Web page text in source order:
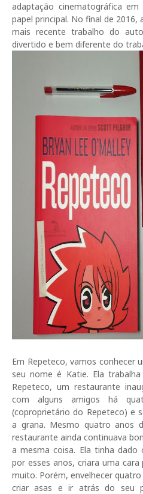
adaptação cinematográfica
papel principal. No final de 2016,
mais recente trabalho do
divertido e bem diferente do
Em Repeteco, vamos conhecer
seu nome é Katie. Ela
Repeteco, um restaurante
com alguns amigos há
(coproprietário do Repeteco) e
a grana. Mesmo quatro anos
restaurante ainda continuava
a mesma coisa. Ela tinha
por esses anos, criara uma
muito. Porém, envelhecer
criar asas e ir atrás do seu